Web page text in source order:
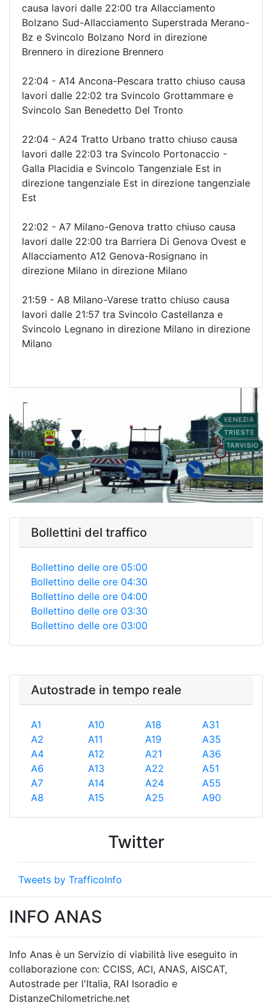
causa lavori dalle 22:00 tra Allacciamento
Bolzano Sud-Allacciamento Superstrada Merano-
Bz e Svincolo Bolzano Nord in direzione
Brennero in direzione Brennero
22:04 - A14 Ancona-Pescara tratto chiuso causa
lavori dalle 22:02 tra Svincolo Grottammare e
Svincolo San Benedetto Del Tronto
22:04 - A24 Tratto Urbano tratto chiuso causa
lavori dalle 22:03 tra Svincolo Portonaccio -
Galla Placidia e Svincolo Tangenziale Est in
direzione tangenziale Est in direzione tangenziale
Est
22:02 - A7 Milano-Genova tratto chiuso causa
lavori dalle 22:00 tra Barriera Di Genova Ovest e
Allacciamento A12 Genova-Rosignano in
direzione Milano in direzione Milano
21:59 - A8 Milano-Varese tratto chiuso causa
lavori dalle 21:57 tra Svincolo Castellanza e
Svincolo Legnano in direzione Milano in direzione
Milano
Bollettini del traffico
Bollettino delle ore 05:00
Bollettino delle ore 04:30
Bollettino delle ore 04:00
Bollettino delle ore 03:30
Bollettino delle ore 03:00
Autostrade in tempo reale
A1
A2
A4
A6
A7
A8
A10
A11
A12
A13
A14
A15
A18
A19
A21
A22
A24
A25
A31
A35
A36
A51
A55
A90
Twitter
Tweets by TrafficoInfo
INFO ANAS
Info Anas è un Servizio di viabilità live eseguito in
collaborazione con: CCISS, ACI, ANAS, AISCAT,
Autostrade per l'Italia, RAI Isoradio e
DistanzeChilometriche.net